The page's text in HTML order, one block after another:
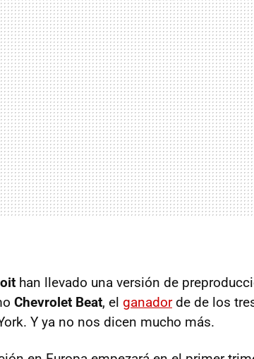
han llevado una versión de
Chevrolet Beat, el ganadorde de los
Y ya no nos dicen mucho más.